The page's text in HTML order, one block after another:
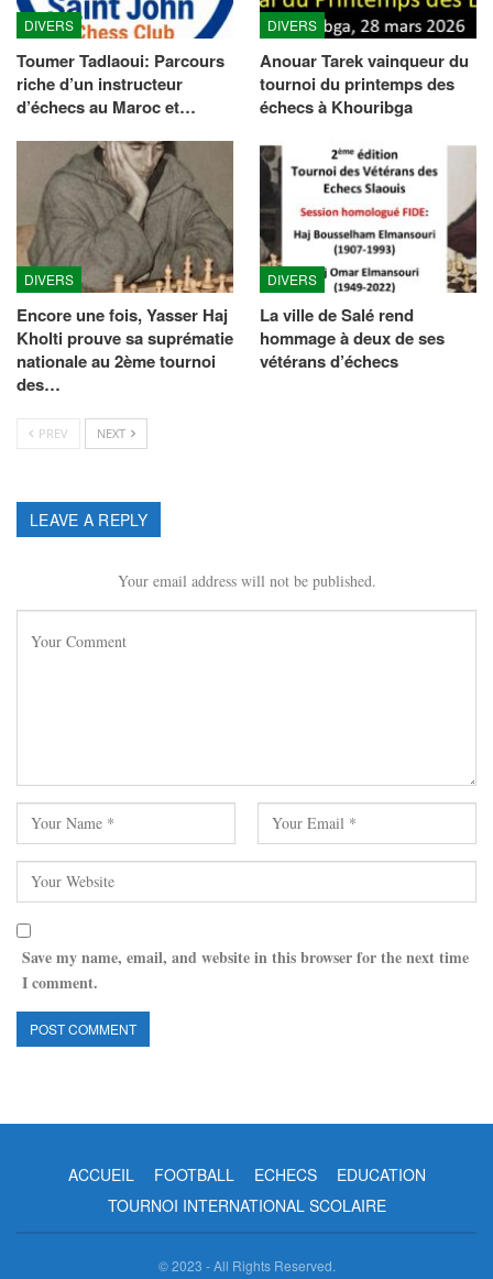
DIVERS
Toumer Tadlaoui: Parcours
riche d’un instructeur
d’échecs au Maroc et…
DIVERS
Anouar Tarek vainqueur du
tournoi du printemps des
échecs à Khouribga
DIVERS
Encore une fois, Yasser Haj
Kholti prouve sa suprématie
nationale au 2ème tournoi
des…
DIVERS
La ville de Salé rend
hommage à deux de ses
vétérans d’échecs
PREV NEXT
LEAVE A REPLY
Your email address will not be published.
Save my name, email, and website in this browser for the next time
I comment.
ACCUEIL FOOTBALL ECHECS
EDUCATION
TOURNOI INTERNATIONAL SCOLAIRE
© 2023 - All Rights Reserved.